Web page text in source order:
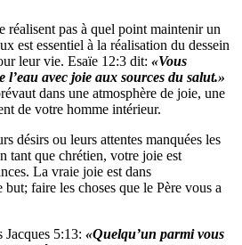
réalisent pas à quel point maintenir un
est essentiel à la réalisation du dessein
leur vie. Esaïe 12:3 dit:«Vous
l’eau avec joie aux sources du salut.»
dans une atmosphère de joie, une
de votre homme intérieur.
désirs ou leurs attentes manquées les
tant que chrétien, votre joie est
La vraie joie est dans
faire les choses que le Père vous a
Jacques 5:13: «Quelqu’un parmi vous